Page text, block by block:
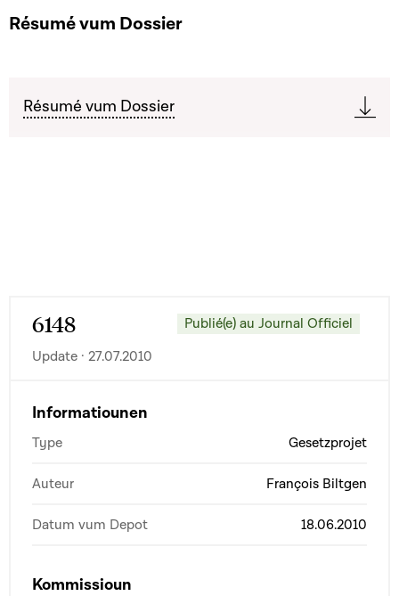
Résumé vum Dossier
Résumé vum Dossier
6148
Publié(e) au Journal Officiel
Update · 27.07.2010
Informatiounen
Type Gesetzprojet
Auteur François Biltgen
Datum vum Depot 18.06.2010
Kommissioun